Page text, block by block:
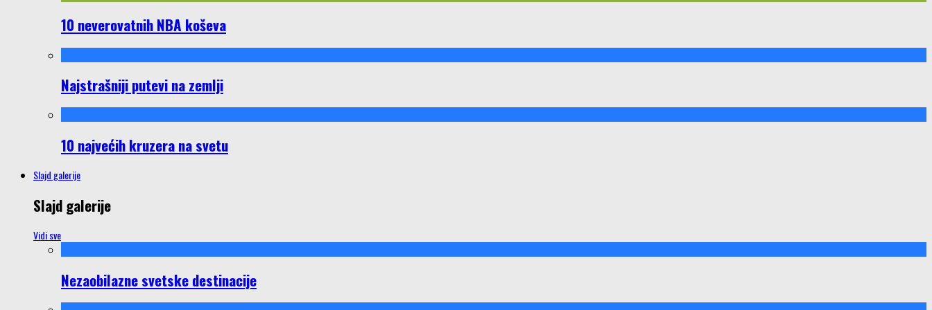
10 neverovatnih NBA koševa
Najstrašniji putevi na zemlji
10 najvećih kruzera na svetu
Slajd galerije
Slajd galerije
Vidi sve
Nezaobilazne svetske destinacije